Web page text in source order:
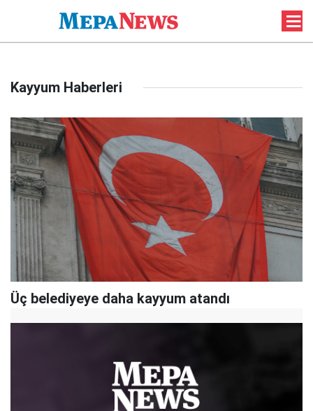
Kayyum Haberleri
Üç belediyeye daha kayyum atandı